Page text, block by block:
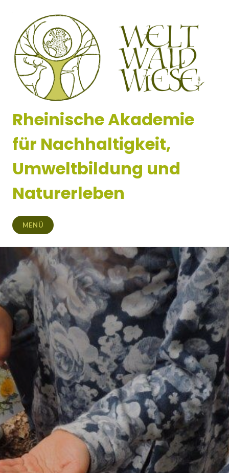
springen
Rheinische Akademie
für Nachhaltigkeit,
Umweltbildung und
Naturerleben
MENÜ